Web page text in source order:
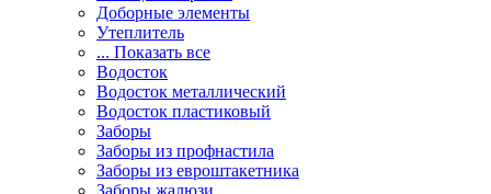
Доборные элементы
Утеплитель
... Показать все
Водосток
Водосток металлический
Водосток пластиковый
Заборы
Заборы из профнастила
Заборы из евроштакетника